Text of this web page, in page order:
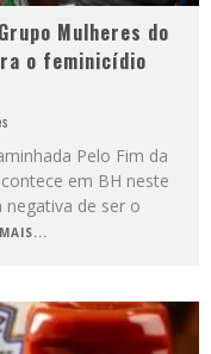
Mulheres do
o feminicídio
Pelo Fim da
em BH neste
de ser o